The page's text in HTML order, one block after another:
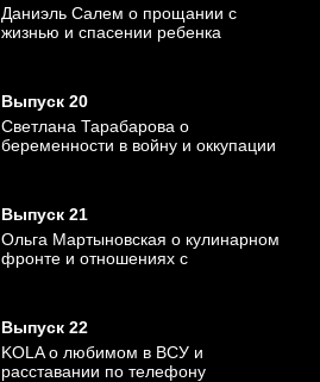
Даниэль Салем о прощании с
жизнью и спасении ребенка
Выпуск 20
Светлана Тарабарова о
беременности в войну и оккупации
Выпуск 21
Ольга Мартыновская о кулинарном
фронте и отношениях с
Выпуск 22
KOLA о любимом в ВСУ и
расставании по телефону